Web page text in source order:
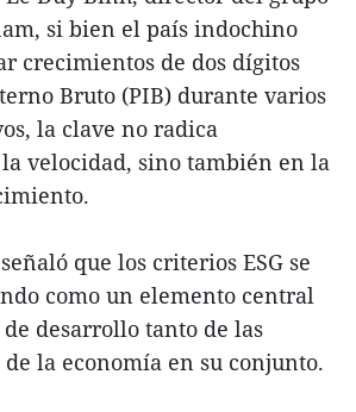
si bien el país indochino
crecimientos de dos dígitos
Bruto (PIB) durante varios
la clave no radica
velocidad, sino también en la
que los criterios ESG se
como un elemento central
desarrollo tanto de las
de la economía en su conjunto.